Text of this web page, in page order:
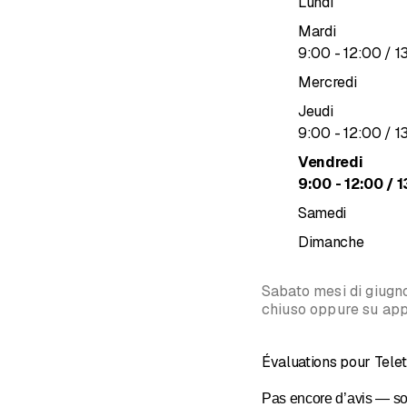
besoins. Nous
Planification et
Nous planifions et
Nous effectuons des
appareils achetés
Élimination :
L'environnement
d'emballage, mais
l'environnement.
Sur demande, nous
Service de location :
d'achat, nous
Mardi
9:00 - jusqu’à
12:00 / 13
Mercredi
Jeudi
9:00 - jusqu’à
12:00 / 13
Vendredi
9:00 - jusqu’à
12:00/
Samedi
Dimanche
Sabato mesi di
chiuso oppure su
Évaluations pour
Pas encore d’avis —